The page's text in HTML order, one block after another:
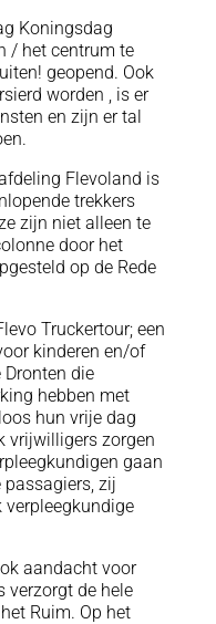
Koningsdag
/ het centrum te
geopend. Ook
worden , is er
en zijn er tal
Flevoland is
trekkers
zijn niet alleen te
door het
op de Rede
Truckertour; een
kinderen en/of
die
hebben met
hun vrije dag
vrijwilligers zorgen
gaan
passagiers, zij
aandacht voor
verzorgt de hele
Ruim. Op het